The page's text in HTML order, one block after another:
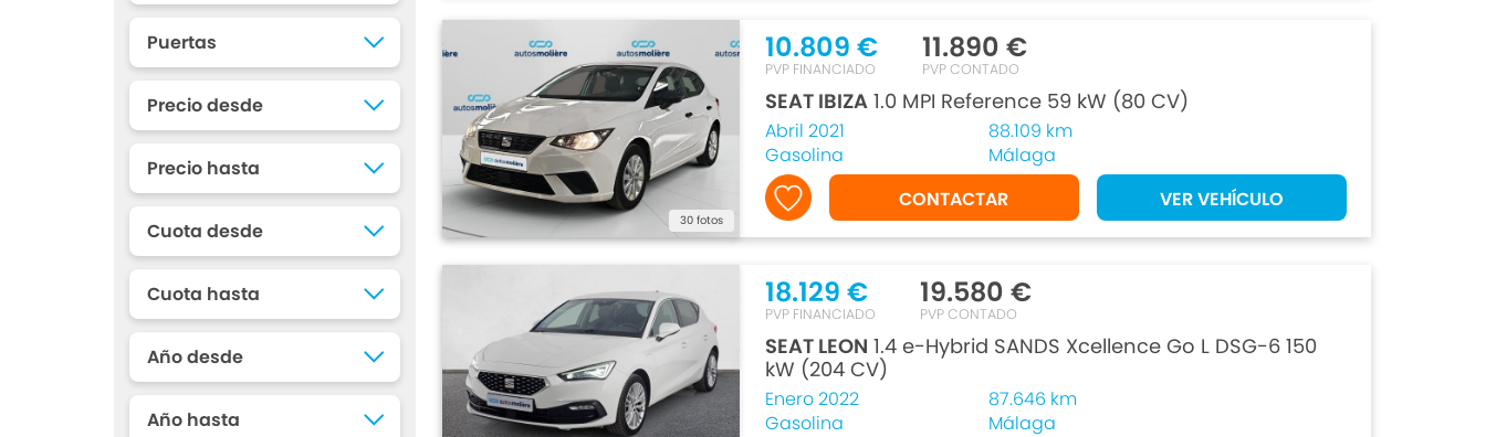
30 fotos
10.809 €
PVP FINANCIADO
11.890 €
PVP CONTADO
SEAT IBIZA1.0 MPI Reference 59 kW (80 CV)
Abril 2021
Gasolina
88.109 km
Málaga
CONTACTAR
VER VEHÍCULO
18.129 €
PVP FINANCIADO
19.580 €
PVP CONTADO
SEAT LEON 1.4 e-Hybrid SANDS Xcellence Go L DSG-6 150
kW (204 CV)
Enero 2022
Gasolina
87.646 km
Málaga